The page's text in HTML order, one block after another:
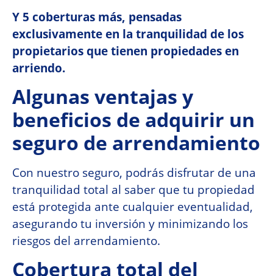
Y 5 coberturas más, pensadas
exclusivamente en la tranquilidad de los
propietarios que tienen propiedades en
arriendo.
Algunas ventajas y
beneficios de adquirir un
seguro de arrendamiento
Con nuestro seguro, podrás disfrutar de una
tranquilidad total al saber que tu propiedad
está protegida ante cualquier eventualidad,
asegurando tu inversión y minimizando los
riesgos del arrendamiento.
Cobertura total del